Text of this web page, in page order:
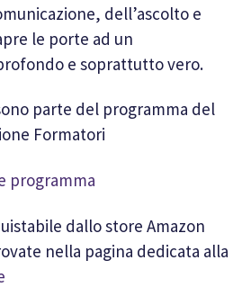
dell’ascolto e
le porte ad un
e soprattutto vero.
parte del programma del
Formatori
programma
dallo store Amazon
nella pagina dedicata alla